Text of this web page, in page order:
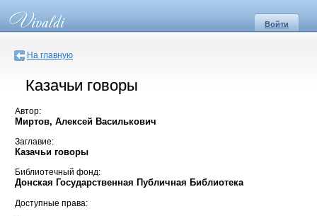
Войти
На главную
Казачьи говоры
Автор:
Миртов, Алексей Василькович
Заглавие:
Казачьи говоры
Библиотечный фонд:
Донская Государственная Публичная Библиотека
Доступные права: